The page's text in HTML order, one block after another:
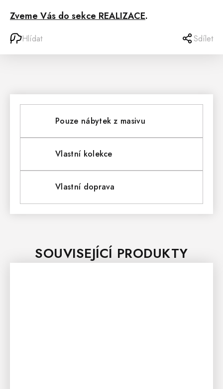
Zveme Vás do sekce REALIZACE.
Hlídat Sdílet
Pouze nábytek z masivu
Vlastní kolekce
Vlastní doprava
SOUVISEJÍCÍ PRODUKTY